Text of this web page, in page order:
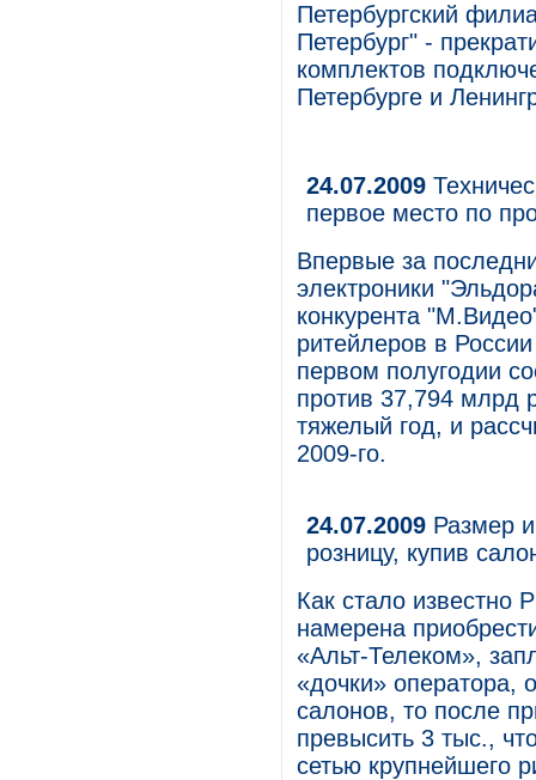
Петербургский
Петербург" -
комплектов
Петербурге и
24.07.2009
первое место по
Впервые за
электроники
конкурента
ритейлеров в
первом полугодии
против 37,794 млрд
тяжелый год, и
2009-го.
24.07.2009 Размер
розницу, купив
Как стало
намерена
«Альт-Телеком»,
«дочки» оператора,
салонов, то после
превысить 3 тыс.,
сетью крупнейшего